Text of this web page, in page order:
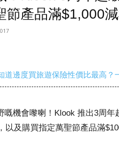
節產品滿$1,000減
道邊度買旅遊保險性價比最高？
嘅機會嚟喇！Klook 推出3周
以及購買指定萬聖節產品滿